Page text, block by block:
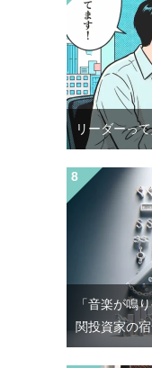
リーダーっ
「音楽が鳴
関投資家の